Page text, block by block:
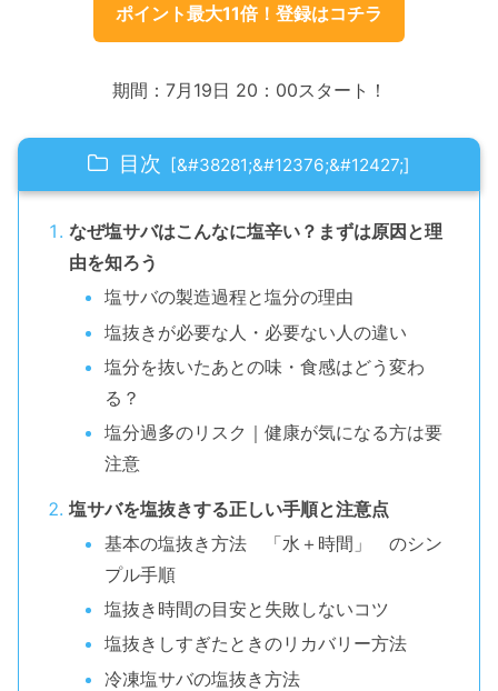
ポイント最大11倍！登録はコチラ
期間：7月19日 20：00スタート！
目次
なぜ塩サバはこんなに塩辛い？まずは原因と理
由を知ろう
塩サバの製造過程と塩分の理由
塩抜きが必要な人・必要ない人の違い
塩分を抜いたあとの味・食感はどう変わ
る？
塩分過多のリスク｜健康が気になる方は要
注意
塩サバを塩抜きする正しい手順と注意点
基本の塩抜き方法 「水＋時間」 のシン
プル手順
塩抜き時間の目安と失敗しないコツ
塩抜きしすぎたときのリカバリー方法
冷凍塩サバの塩抜き方法